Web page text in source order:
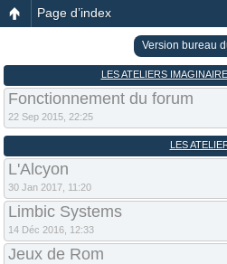
Page d’index
Version bureau
LES ATELIERS
Fonctionnement du forum
22 Sep 2015, 22:25
LES
L'Alcyon
30 Jan 2017, 11:20
Limbic Systems
14 Déc 2016, 12:33
Jeux de Rom